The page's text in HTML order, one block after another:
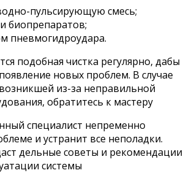
пульсирующую смесь;
биопрепаратов;
пневмогидроудара.
подобная чистка регулярно, дабы
новых проблем. В случае
из-за неправильной
обратитесь к мастеру
специалист непременно
и устранит все неполадки.
дельные советы и рекомендации
системы